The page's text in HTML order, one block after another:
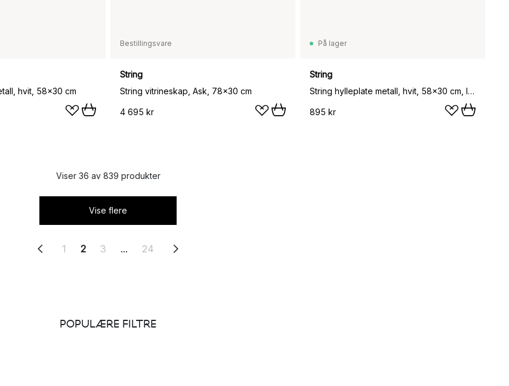
hvit, 58x30 cm
Bestillingsvare
String
String vitrineskap, Ask, 78x30 cm
4 695 kr
På lager
String
String hylleplate metall, hvit, 58x30 cm, lav kant
895 kr
Viser 36 av 839 produkter
Vise flere
1 2 3 ... 24
POPULÆRE FILTRE